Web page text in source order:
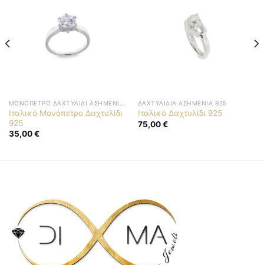
Ιταλικό Μονόπετρο Δαχτυλίδι
925
35,00€
ΔΑΧΤΥΛΊΔΙΑ ΑΣΗΜΈΝΙΑ 925
Ιταλικό Δαχτυλίδι 925
75,00€